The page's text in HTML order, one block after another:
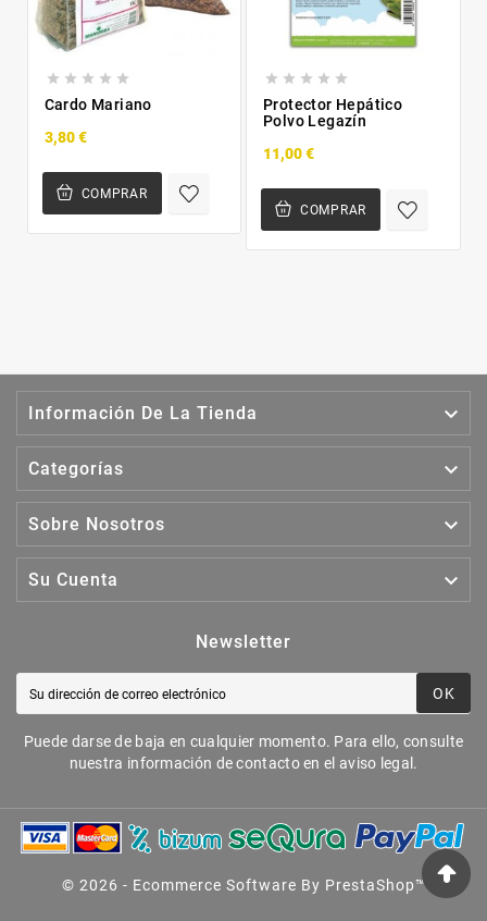
    
Cardo Mariano
3,80 €
COMPRAR
    
Protector Hepático
Polvo Legazín
11,00 €
COMPRAR
Información De La Tienda 
Categorías 
Sobre Nosotros 
Su Cuenta 
Newsletter
OK
Puede darse de baja en cualquier momento. Para ello, consulte
nuestra información de contacto en el aviso legal.
© 2026 - Ecommerce Software By PrestaShop™